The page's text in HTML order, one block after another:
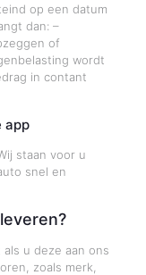
op een datum
dan: –
of
wordt
in contant
app
staan voor u
snel en
u deze aan ons
zoals merk,